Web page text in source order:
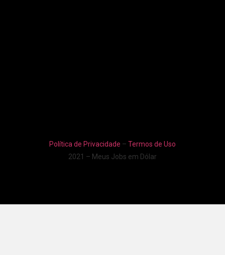
Política de Privacidade – Termos de Uso
2021 – Meus Jobs em Dólar